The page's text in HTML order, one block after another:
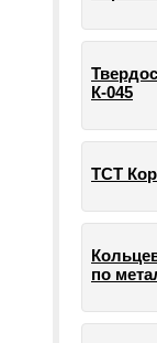
К-045
ТСТ
по